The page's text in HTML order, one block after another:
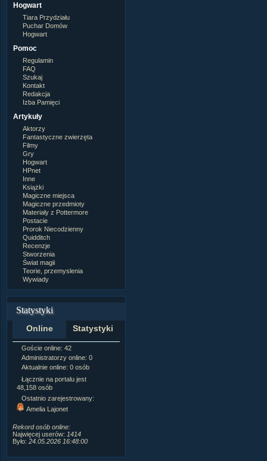
Hogwart
Tiara Przydziału
Puchar Domów
Hogwart
Pomoc
Regulamin
FAQ
Szukaj
Kontakt
Redakcja
Izba Pamięci
Artykuły
Aktorzy
Fantastyczne zwierzęta
Filmy
Gry
Hogwart
HPnet
Inne
Książki
Magiczne miejsca
Magiczne przedmioty
Materiały z Pottermore
Postacie
Prorok Niecodzienny
Quidditch
Recenzje
Stworzenia
Świat magii
Teorie, przemyslenia
Wywiady
Statystyki
Online Statystyki
Goście online: 42
Administratorzy online: 0
Aktualnie online: 0 osób
Łącznie na portalu jest
48,158 osób
Ostatnio zarejestrowany:
Amelia Lajonet
Rekord osób online:
Najwięcej userów: 1414
Było: 24.05.2026 16:48:00